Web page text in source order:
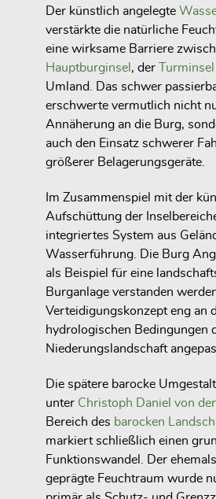
Der künstlich angelegte
verstärkte die natürliche
eine wirksame Barriere
Hauptburginsel , der Turminsel
Umland. Das schwer
erschwerte vermutlich nicht
Annäherung an die Burg,
auch den Einsatz schwerer
größerer Belagerungsgeräte.
Im Zusammenspiel mit der
Aufschüttung der
integriertes System aus
Wasserführung. Die Burg
als Beispiel für eine
Burganlage verstanden
Verteidigungskonzept eng an
hydrologischen Bedingungen
Niederungslandschaft
Die spätere barocke
unter Christoph Daniel von
Bereich des barocken
markiert schließlich einen
Funktionswandel. Der
geprägte Feuchtraum wurde